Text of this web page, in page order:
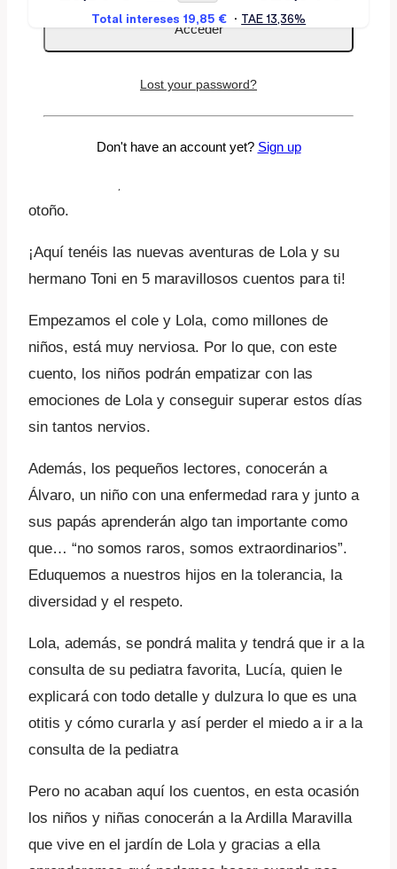
Información adicional
Lucía mi pediatra junto a la pequeña Lola y su
otoño.
¡Aquí tenéis las nuevas aventuras de Lola y su
hermano Toni en 5 maravillosos cuentos para ti!
Empezamos el cole y Lola, como millones de
niños, está muy nerviosa. Por lo que, con este
cuento, los niños podrán empatizar con las
emociones de Lola y conseguir superar estos días
sin tantos nervios.
Además, los pequeños lectores, conocerán a
Álvaro, un niño con una enfermedad rara y junto a
sus papás aprenderán algo tan importante como
que… “no somos raros, somos extraordinarios”.
Eduquemos a nuestros hijos en la tolerancia, la
diversidad y el respeto.
Lola, además, se pondrá malita y tendrá que ir a la
consulta de su pediatra favorita, Lucía, quien le
explicará con todo detalle y dulzura lo que es una
otitis y cómo curarla y así perder el miedo a ir a la
consulta de la pediatra
Pero no acaban aquí los cuentos, en esta ocasión
los niños y niñas conocerán a la Ardilla Maravilla
que vive en el jardín de Lola y gracias a ella
Lost your password?
Don't have an account yet? Sign up